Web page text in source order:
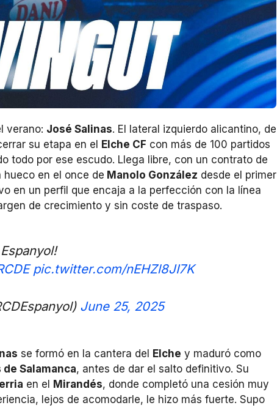
verano: José Salinas. El lateral izquierdo alicantino, de
su etapa en el
Elche CF con más de 100 partidos
todo por ese escudo. Llega libre, con un contrato de
en el once de Manolo González desde el primer
en un perfil que encaja a la perfección con la línea
de crecimiento y sin coste de traspaso.
pic.twitter.com/nEHZl8JI7K
June 25, 2025
se formó en la cantera del Elche y maduró como
Salamanca, antes de dar el salto definitivo. Su
en el Mirandés, donde completó una cesión muy
lejos de acomodarle, le hizo más fuerte. Supo